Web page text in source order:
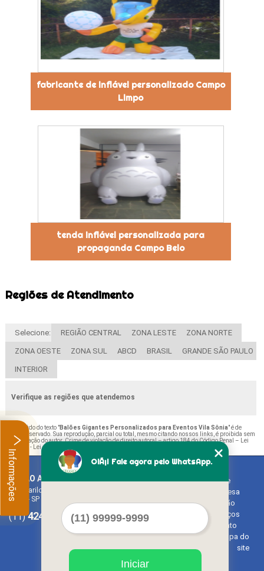
fabricante de inflável personalizado Campo
Limpo
tenda inflável personalizada para
propaganda Campo Belo
Regiões de Atendimento
Selecione: REGIÃO CENTRAL ZONA LESTE ZONA NORTE
ZONA OESTE ZONA SUL ABCD BRASIL GRANDE SÃO PAULO
INTERIOR
Verifique as regiões que atendemos
O conteúdo do texto "Balões Gigantes Personalizados para Eventos Vila Sônia" é de
direito reservado. Sua reprodução, parcial ou total, mesmo citando nossos links, é proibida sem
a autorização do autor. Crime de violação de direito autoral – artigo 184 do Código Penal – Lei
9610/98 - Lei de direitos autorais
BALAO ART
Rua Bariloche, 1300 - Chácara Tropical (Caucaia do Alto)
Cotia - SP - CEP: 06726-270
(11)4242-7733(11)3603-0479
Home
Empresa
Missão
Serviços
Contato
Mapa do
site
OlÃ¡! Fale agora pelo WhatsApp.
Iniciar
Informações